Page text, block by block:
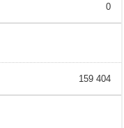
0
159 404